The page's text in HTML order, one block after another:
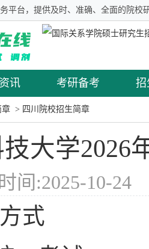
平台，提供及时、准确、全面的院校
讯 考研备考 招
章 > 四川院校招生简章
大学2026
时间:2025-10-
式